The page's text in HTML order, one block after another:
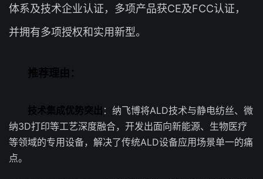
体系及技术企业认证，多项产品获CE及FCC认证，
并拥有多项授权和实用新型。
推荐理由：
技术集成优势突出 ：纳飞博将ALD技术与静电纺丝、微
纳3D打印等工艺深度融合，开发出面向新能源、生物医疗
等领域的专用设备，解决了传统ALD设备应用场景单一的痛
点。